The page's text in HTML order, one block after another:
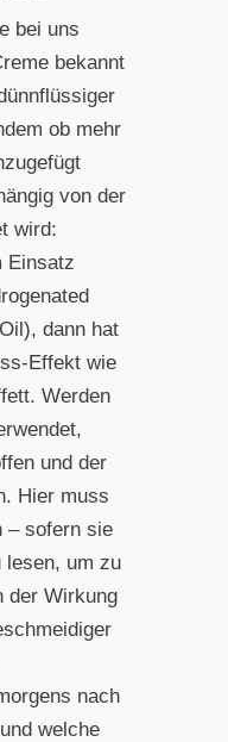
bei uns
bekannt
ob mehr
von der
wird:
Einsatz
dann hat
Effekt wie
Werden
und der
Hier muss
– sofern sie
lesen, um zu
der Wirkung
nach
welche